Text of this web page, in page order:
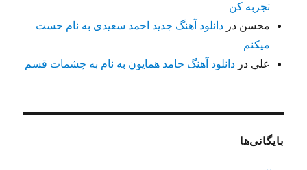
تجربه کن
محسن دردانلود آهنگ جدید احمد سعیدی به نام حست
میکنم
علي دردانلود آهنگ حامد همایون به نام به چشمات قسم
بایگانی‌ها